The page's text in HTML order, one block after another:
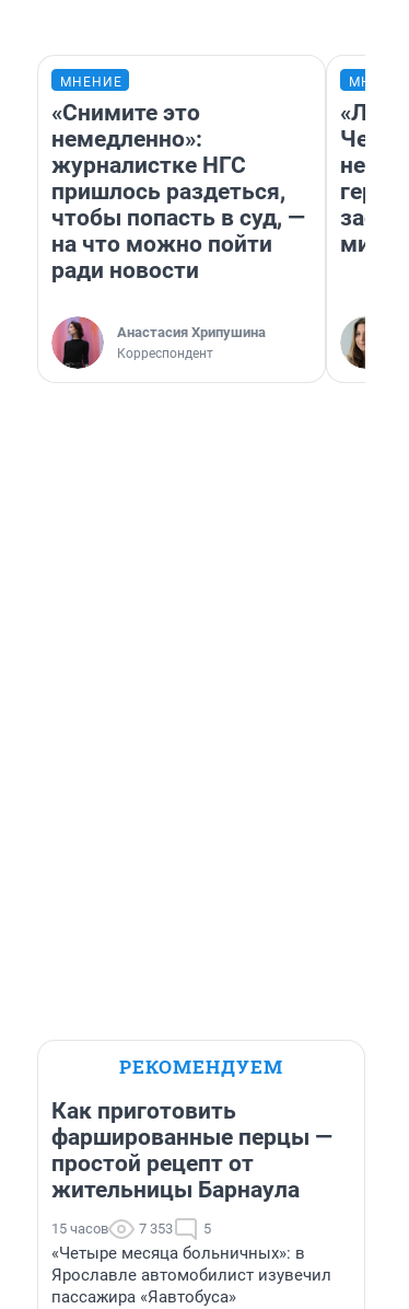
МНЕНИЕ
«Снимите это
немедленно»:
журналистке НГС
пришлось раздеться,
чтобы попасть в суд, —
на что можно пойти
ради новости
Анастасия Хрипушина
Корреспондент
Чем
герои
РЕКОМЕНДУЕМ
Как приготовить
фаршированные перцы —
простой рецепт от
жительницы Барнаула
15 часов 7 353 5
«Четыре месяца больничных»: в
Ярославле автомобилист изувечил
пассажира «Яавтобуса»